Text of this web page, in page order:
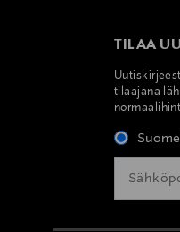
TILAA
tilaajana